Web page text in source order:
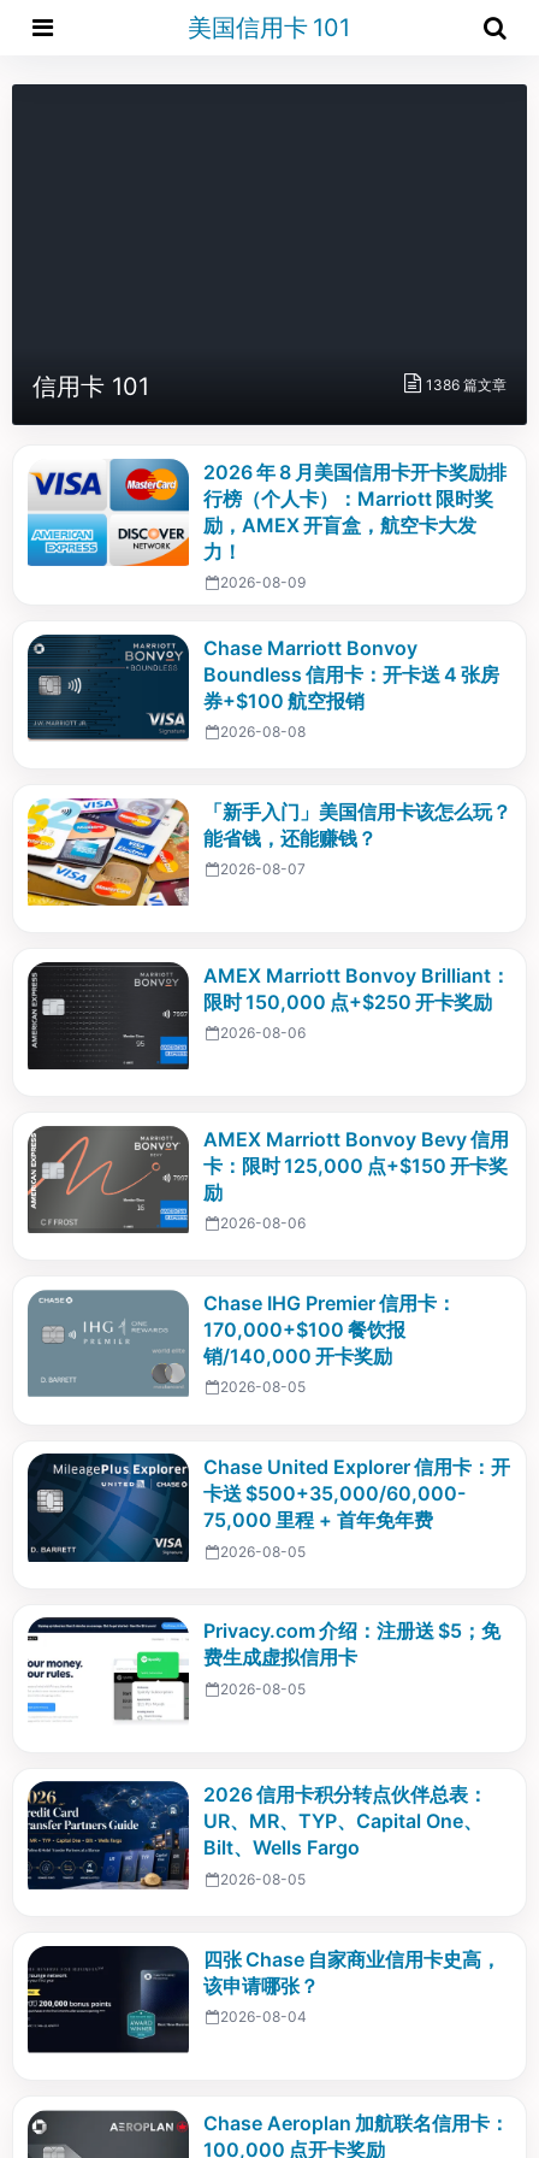
美国信用卡 101
信用卡 101 1386 篇文章
2026 年 8 月美国信用卡开卡奖励排
行榜（个人卡）：Marriott 限时奖
励，AMEX 开盲盒，航空卡大发
力！
2026-08-09
Chase Marriott Bonvoy
Boundless 信用卡：开卡送 4 张房
券+$100 航空报销
2026-08-08
「新手入门」美国信用卡该怎么玩？
能省钱，还能赚钱？
2026-08-07
AMEX Marriott Bonvoy Brilliant：
限时 150,000 点+$250 开卡奖励
2026-08-06
AMEX Marriott Bonvoy Bevy 信用
卡：限时 125,000 点+$150 开卡奖
励
2026-08-06
Chase IHG Premier 信用卡：
170,000+$100 餐饮报
销/140,000 开卡奖励
2026-08-05
Chase United Explorer 信用卡：开
卡送 $500+35,000/60,000-
75,000 里程 + 首年免年费
2026-08-05
Privacy.com 介绍：注册送 $5；免
费生成虚拟信用卡
2026-08-05
2026 信用卡积分转点伙伴总表：
UR、MR、TYP、Capital One、
Bilt、Wells Fargo
2026-08-05
四张 Chase 自家商业信用卡史高，
该申请哪张？
2026-08-04
Chase Aeroplan 加航联名信用卡：
100,000 点开卡奖励